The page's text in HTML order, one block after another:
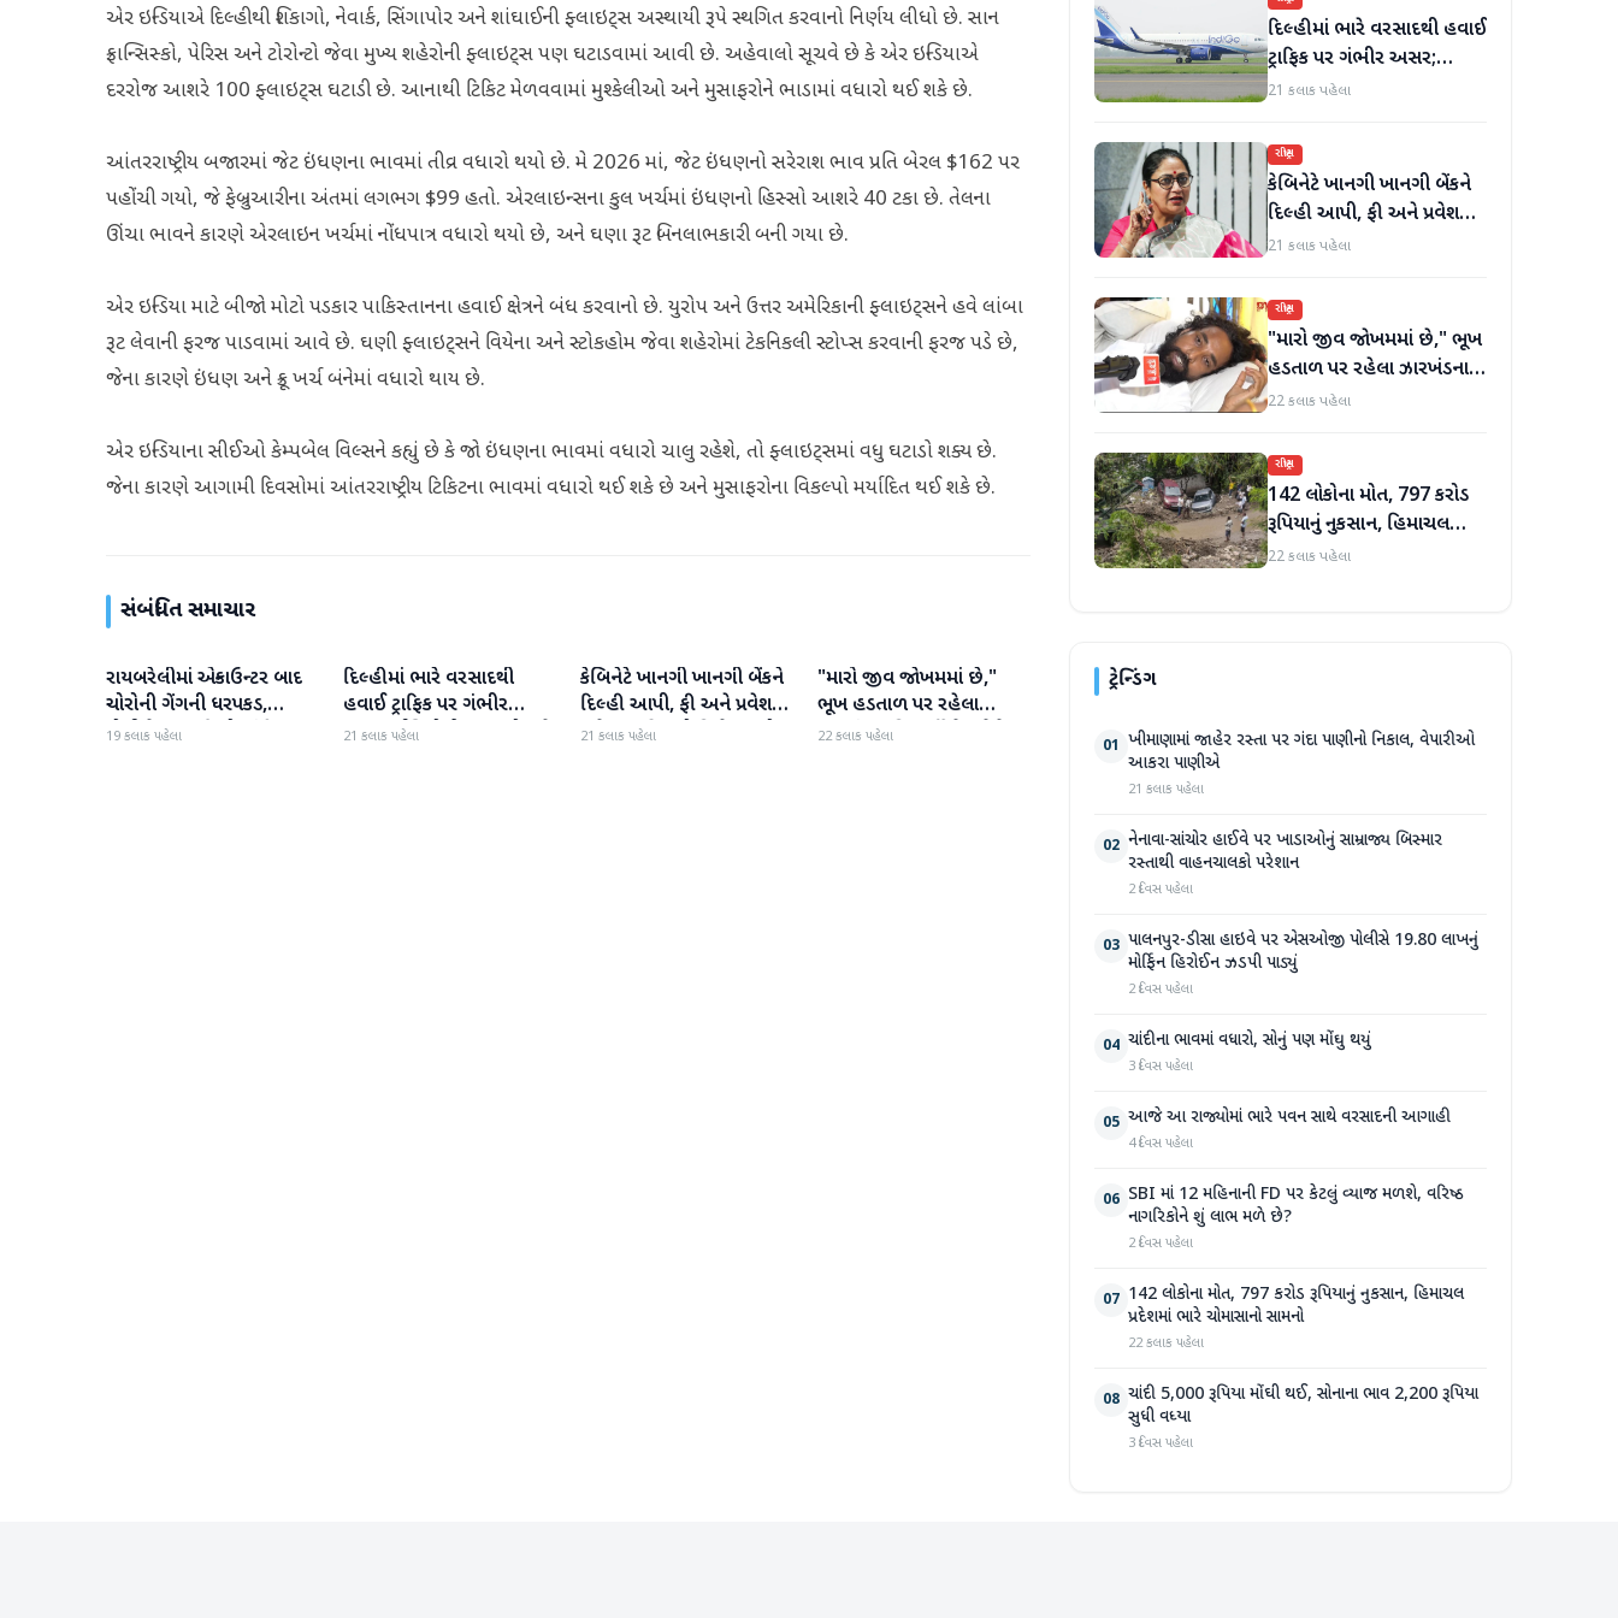
એર ઇન્ડિયાએ દિલ્હીથી શિકાગો, નેવાર્ક, સિંગાપોર અને શાંઘાઈની ફ્લાઇટ્સ અસ્થાયી રૂપે સ્થગિત કરવાનો નિર્ણય લીધો છે. સાન
ફ્રાન્સિસ્કો, પેરિસ અને ટોરોન્ટો જેવા મુખ્ય શહેરોની ફ્લાઇટ્સ પણ ઘટાડવામાં આવી છે. અહેવાલો સૂચવે છે કે એર ઇન્ડિયાએ
દરરોજ આશરે 100 ફ્લાઇટ્સ ઘટાડી છે. આનાથી ટિકિટ મેળવવામાં મુશ્કેલીઓ અને મુસાફરોને ભાડામાં વધારો થઈ શકે છે.
આંતરરાષ્ટ્રીય બજારમાં જેટ ઇંધણના ભાવમાં તીવ્ર વધારો થયો છે. મે 2026 માં, જેટ ઇંધણનો સરેરાશ ભાવ પ્રતિ બેરલ $162 પર
પહોંચી ગયો, જે ફેબ્રુઆરીના અંતમાં લગભગ $99 હતો. એરલાઇન્સના કુલ ખર્ચમાં ઇંધણનો હિસ્સો આશરે 40 ટકા છે. તેલના
ઊંચા ભાવને કારણે એરલાઇન ખર્ચમાં નોંધપાત્ર વધારો થયો છે, અને ઘણા રૂટ બિનલાભકારી બની ગયા છે.
એર ઇન્ડિયા માટે બીજો મોટો પડકાર પાકિસ્તાનના હવાઈ ક્ષેત્રને બંધ કરવાનો છે. યુરોપ અને ઉત્તર અમેરિકાની ફ્લાઇટ્સને હવે લાંબા
રૂટ લેવાની ફરજ પાડવામાં આવે છે. ઘણી ફ્લાઇટ્સને વિયેના અને સ્ટોકહોમ જેવા શહેરોમાં ટેકનિકલી સ્ટોપ્સ કરવાની ફરજ પડે છે,
જેના કારણે ઇંધણ અને ક્રૂ ખર્ચ બંનેમાં વધારો થાય છે.
એર ઇન્ડિયાના સીઈઓ કેમ્પબેલ વિલ્સને કહ્યું છે કે જો ઇંધણના ભાવમાં વધારો ચાલુ રહેશે, તો ફ્લાઇટ્સમાં વધુ ઘટાડો શક્ય છે.
જેના કારણે આગામી દિવસોમાં આંતરરાષ્ટ્રીય ટિકિટના ભાવમાં વધારો થઈ શકે છે અને મુસાફરોના વિકલ્પો મર્યાદિત થઈ શકે છે.
સંબંધિત સમાચાર
રાષ્ટ્રીય
રાયબરેલીમાં એન્કાઉન્ટર બાદ
ચોરોની ગેંગની ધરપકડ,
પોલીસે 12.4 કિલો ચાંદીના
19 કલાક પહેલા
રાષ્ટ્રીય
દિલ્હીમાં ભારે વરસાદથી
હવાઈ ટ્રાફિક પર ગંભીર
અસર; ઈન્ડિગોએ મુસાફરો માટે
21 કલાક પહેલા
રાષ્ટ્રીય
કેબિનેટે ખાનગી ખાનગી બેંકને
દિલ્હી આપી, ફી અને પ્રવેશ
માટે નવા નિયમો વિશે જાણો
21 કલાક પહેલા
રાષ્ટ્રીય
"મારો જીવ જોખમમાં છે,"
ભૂખ હડતાળ પર રહેલા
ઝારખંડના વિદ્યાર્થી નેતા દેવેન્દ્ર
22 કલાક પહેલા
દિલ્હીમાં ભારે વરસાદથી હવાઈ
ટ્રાફિક પર ગંભીર અસર;
ઈન્ડિગોએ મુસાફરો માટે
21 કલાક પહેલા
રાષ્ટ્રીય
કેબિનેટે ખાનગી ખાનગી બેંકને
દિલ્હી આપી, ફી અને પ્રવેશ
માટે નવા નિયમો વિશે જાણો
21 કલાક પહેલા
રાષ્ટ્રીય
"મારો જીવ જોખમમાં છે," ભૂખ
હડતાળ પર રહેલા ઝારખંડના
વિદ્યાર્થી નેતા દેવેન્દ્ર નાથ
22 કલાક પહેલા
રાષ્ટ્રીય
142 લોકોના મોત, 797 કરોડ
રૂપિયાનું નુકસાન, હિમાચલ
પ્રદેશમાં ભારે ચોમાસાનો સામનો
22 કલાક પહેલા
ટ્રેન્ડિંગ
01 ખીમાણામાં જાહેર રસ્તા પર ગંદા પાણીનો નિકાલ, વેપારીઓ
આકરા પાણીએ
21 કલાક પહેલા
02 નેનાવા-સાંચોર હાઈવે પર ખાડાઓનું સામ્રાજ્ય બિસ્માર
રસ્તાથી વાહનચાલકો પરેશાન
2 દિવસ પહેલા
03 પાલનપુર-ડીસા હાઇવે પર એસઓજી પોલીસે 19.80 લાખનું
મોર્ફિન હિરોઈન ઝડપી પાડ્યું
2 દિવસ પહેલા
04 ચાંદીના ભાવમાં વધારો, સોનું પણ મોંઘુ થયું
3 દિવસ પહેલા
05 આજે આ રાજ્યોમાં ભારે પવન સાથે વરસાદની આગાહી
4 દિવસ પહેલા
06 SBI માં 12 મહિનાની FD પર કેટલું વ્યાજ મળશે, વરિષ્ઠ
નાગરિકોને શું લાભ મળે છે?
2 દિવસ પહેલા
07 142 લોકોના મોત, 797 કરોડ રૂપિયાનું નુકસાન, હિમાચલ
પ્રદેશમાં ભારે ચોમાસાનો સામનો
22 કલાક પહેલા
08 ચાંદી 5,000 રૂપિયા મોંઘી થઈ, સોનાના ભાવ 2,200 રૂપિયા
સુધી વધ્યા
3 દિવસ પહેલા